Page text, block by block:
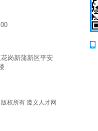
岗新蒲新区平安
权所有 遵义人才网